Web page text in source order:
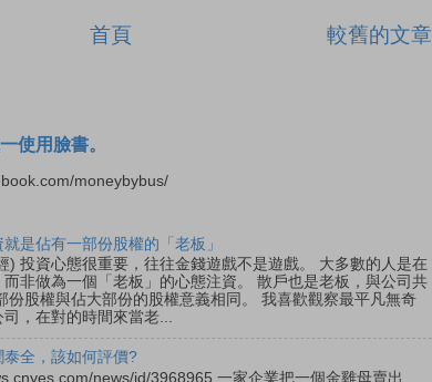
較舊的文章
首頁
使用臉書。
moneybybus/
是佔有一部份股權的「老板」
) 投資心態很重要，往往金錢遊戲不是遊戲。 大多數的人是在
非做為一個「老板」的心態注資。 散戶也是老板，與公司共
份股權與佔大部份的股權意義相同。 我喜歡觀察最平凡無奇
司，在對的時間來當老...
全，該如何評價?
news/id/3968965 一家企業把一個金雞母賣出